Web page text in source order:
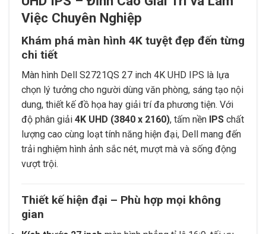
Việc Chuyên Nghiệp
Khám phá màn hình 4K tuyệt đẹp đến từng
chi tiết
Màn hình Dell S2721QS 27 inch 4K UHD IPS là lựa
chọn lý tưởng cho người dùng văn phòng, sáng tạo nội
dung, thiết kế đồ họa hay giải trí đa phương tiện. Với
độ phân giải 4K UHD (3840 x 2160), tấm nền IPS chất
lượng cao cùng loạt tính năng hiện đại, Dell mang đến
trải nghiệm hình ảnh sắc nét, mượt mà và sống động
vượt trội.
Thiết kế hiện đại – Phù hợp mọi không
gian